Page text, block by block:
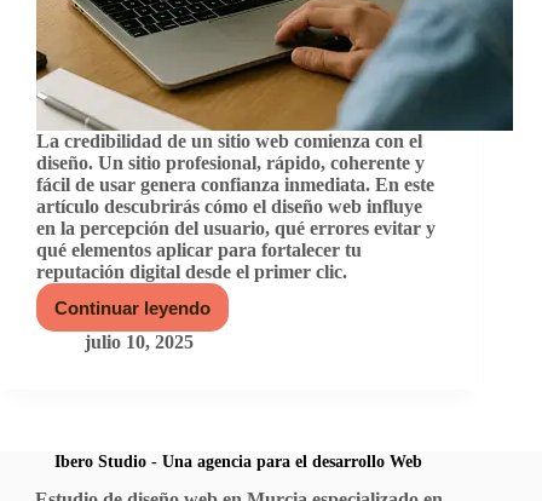
La credibilidad de un sitio web comienza con el
diseño. Un sitio profesional, rápido, coherente y
fácil de usar genera confianza inmediata. En este
artículo descubrirás cómo el diseño web influye
en la percepción del usuario, qué errores evitar y
qué elementos aplicar para fortalecer tu
reputación digital desde el primer clic.
Continuar leyendo
Credibilidad
y
diseño
confianza
julio 10, 2025
Ibero Studio - Una agencia para el desarrollo Web